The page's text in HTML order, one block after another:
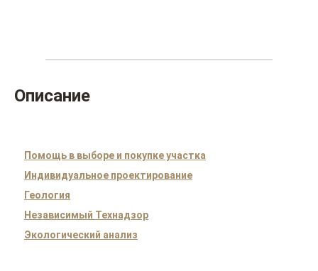
Описание
Помощь в выборе и покупке участка
Индивидуальное проектирование
Геология
Независимый Технадзор
Экологический анализ